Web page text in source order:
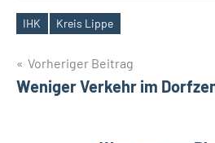
Schlagwörter
IHK Kreis Lippe
Beitragsnavigation
Vorheriger Beitrag
Weniger Verkehr im